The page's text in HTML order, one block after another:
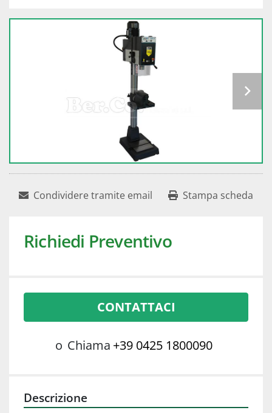
Condividere tramite email Stampa scheda
Richiedi Preventivo
CONTATTACI
o Chiama +39 0425 1800090
Descrizione